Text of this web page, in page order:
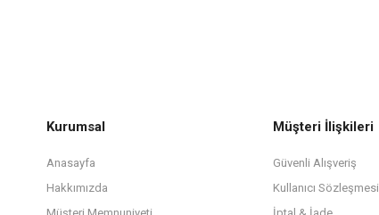
Kurumsal
Anasayfa
Hakkımızda
Müşteri İlişkileri
Güvenli Alışveriş
Kullanıcı Sözleşmesi